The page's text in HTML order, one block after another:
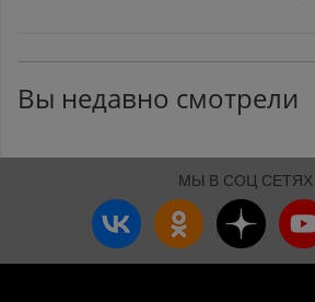
Вы недавно смотрели
МЫ В СОЦ СЕТЯХ